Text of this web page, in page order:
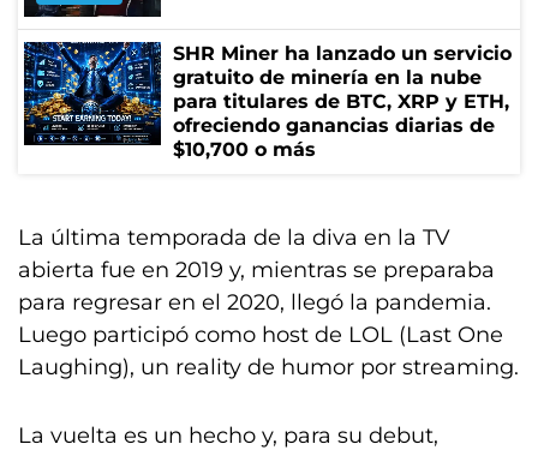
SHR Miner ha lanzado un servicio
gratuito de minería en la nube
para titulares de BTC, XRP y ETH,
ofreciendo ganancias diarias de
$10,700 o más
La última temporada de la diva en la TV
abierta fue en 2019 y, mientras se preparaba
para regresar en el 2020, llegó la pandemia.
Luego participó como host de LOL (Last One
Laughing), un reality de humor por streaming.
La vuelta es un hecho y, para su debut,